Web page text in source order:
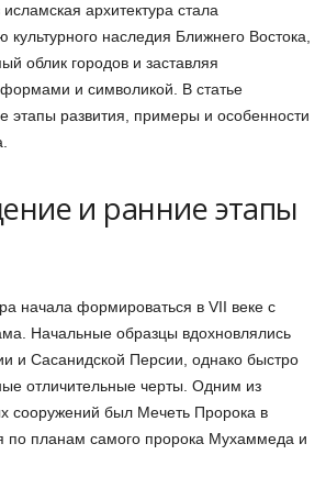
архитектура стала
наследия Ближнего Востока,
облик городов и заставляя
и символикой. В статье
этапы развития, примеры и особенности
и ранние этапы
начала формироваться в VII веке с
Начальные образцы вдохновлялись
и Сасанидской Персии, однако быстро
отличительные черты. Одним из
сооружений был Мечеть Пророка в
по планам самого пророка Мухаммеда и